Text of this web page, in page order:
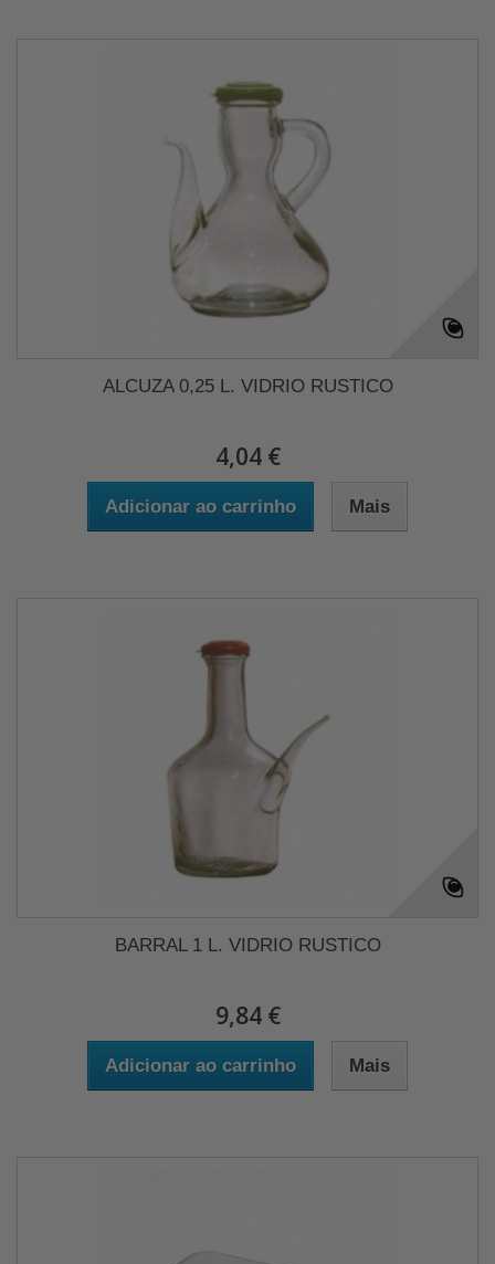
ALCUZA 0,25 L. VIDRIO RUSTICO
4,04 €
Adicionar ao carrinho Mais
BARRAL 1 L. VIDRIO RUSTICO
9,84 €
Adicionar ao carrinho Mais